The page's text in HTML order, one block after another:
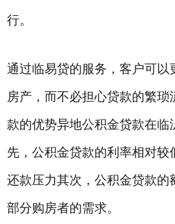
行。
通过临易贷的服务，客户可以
房产，而不必担心贷款的繁
款的优势异地公积金贷款在临
先，公积金贷款的利率相对较
还款压力其次，公积金贷款的
部分购房者的需求。